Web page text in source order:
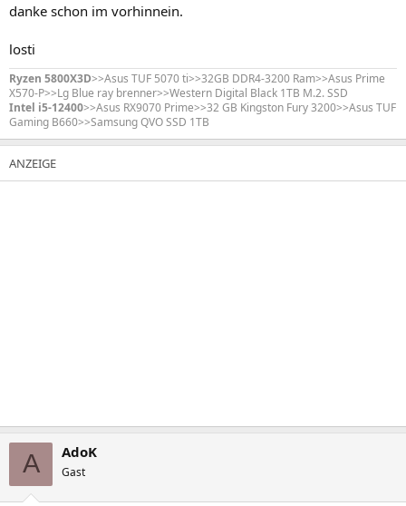
danke schon im vorhinnein.
losti
Ryzen 5800X3D>>Asus TUF 5070 ti>>32GB DDR4-3200 Ram>>Asus Prime
X570-P>>Lg Blue ray brenner>>Western Digital Black 1TB M.2. SSD
Intel i5-12400>>Asus RX9070 Prime>>32 GB Kingston Fury 3200>>Asus TUF
Gaming B660>>Samsung QVO SSD 1TB
A AdoK
Gast